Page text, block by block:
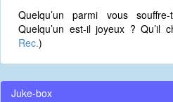
Quelqu’un parmi vous
Quelqu’un est-il joyeux ? Qu’il
Rec.)
Juke-box